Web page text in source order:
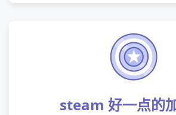
steam 好一点的